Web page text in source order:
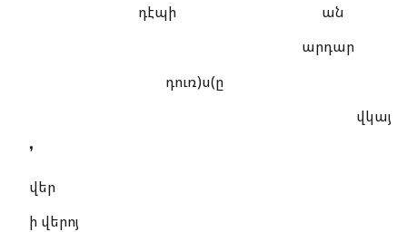
դէպի ան
արդար
դուռ)ս(ը
վկայ
❜
վեր
ի վերոյ